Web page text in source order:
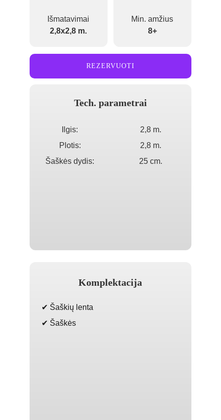
REZERVUOTI
Išmatavimai
2,8x2,8 m.
Min. amžius
8+
Tech. parametrai
Komplektacija
Ilgis:
Plotis:
Šaškės dydis:
2,8 m.
2,8 m.
25 cm.
✔ Šaškių lenta
✔ Šaškės